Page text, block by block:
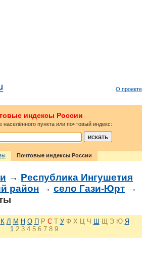
О проекте
индексы России
населённого пункта или почтовый индекс:
Почтовые индексы России
→ Республика Ингушетия
район → село Гази-Юрт →
К Л М Н О П Р С Т У Ф Х Ц Ч Ш Щ Э Ю Я
1 2 3 4 5 6 7 8 9